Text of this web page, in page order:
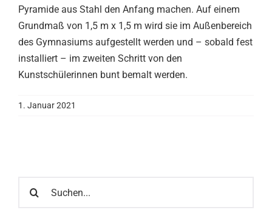
Pyramide aus Stahl den Anfang machen. Auf einem
Grundmaß von 1,5 m x 1,5 m wird sie im Außenbereich
des Gymnasiums aufgestellt werden und – sobald fest
installiert – im zweiten Schritt von den
Kunstschülerinnen bunt bemalt werden.
1. Januar 2021
nach: